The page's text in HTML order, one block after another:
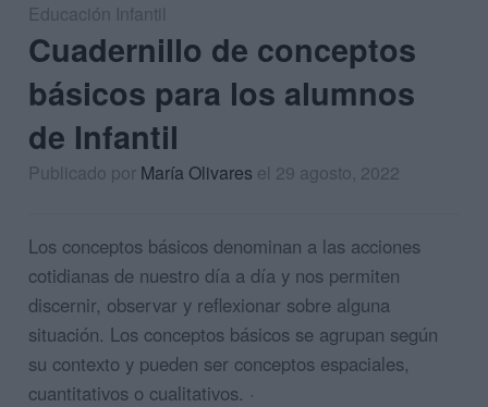
Educación Infantil
Cuadernillo de conceptos
básicos para los alumnos
de Infantil
Publicado por María Olivares el 29 agosto, 2022
Los conceptos básicos denominan a las acciones
cotidianas de nuestro día a día y nos permiten
discernir, observar y reflexionar sobre alguna
situación. Los conceptos básicos se agrupan según
su contexto y pueden ser conceptos espaciales,
cuantitativos o cualitativos. ·